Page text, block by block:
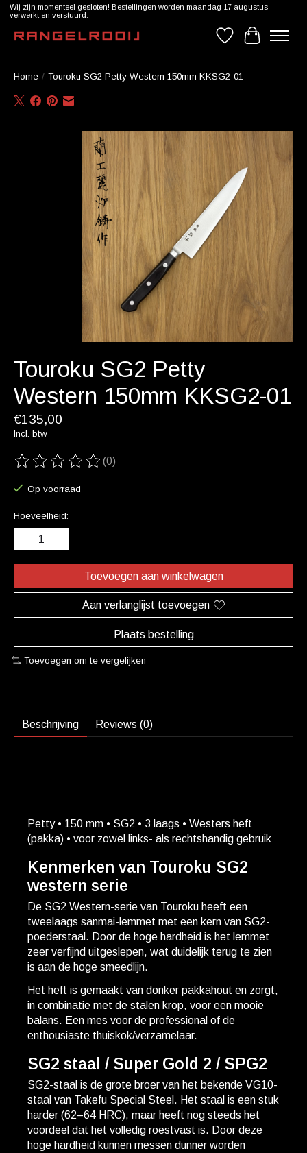
Wij zijn momenteel gesloten! Bestellingen worden maandag 17 augustus
verwerkt en verstuurd.
Verlanglijst
Home / Touroku SG2 Petty Western 150mm KKSG2-01
Product image slideshow Items
Touroku SG2 Petty
Western 150mm KKSG2-01
€135,00
Incl. btw
De beoordeling van dit product is
(0)
Op voorraad
Hoeveelheid:
Toevoegen aan winkelwagen
Aan verlanglijst toevoegen
Plaats bestelling
Toevoegen om te vergelijken
Beschrijving Reviews (0)
Petty • 150 mm • SG2 • 3 laags • Westers heft
(pakka) • voor zowel links- als rechtshandig gebruik
Kenmerken van Touroku SG2
western serie
De SG2 Western-serie van Touroku heeft een
tweelaags sanmai-lemmet met een kern van SG2-
poederstaal. Door de hoge hardheid is het lemmet
zeer verfijnd uitgeslepen, wat duidelijk terug te zien
is aan de hoge smeedlijn.
Het heft is gemaakt van donker pakkahout en zorgt,
in combinatie met de stalen krop, voor een mooie
balans. Een mes voor de professional of de
enthousiaste thuiskok/verzamelaar.
SG2 staal / Super Gold 2 / SPG2
SG2-staal is de grote broer van het bekende VG10-
staal van Takefu Special Steel. Het staal is een stuk
harder (62–64 HRC), maar heeft nog steeds het
voordeel dat het volledig roestvast is. Door deze
hoge hardheid kunnen messen dunner worden